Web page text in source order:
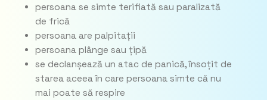
persoana se simte terifiată sau paralizată
de frică
persoana are palpitații
persoana plânge sau țipă
se declanșează un atac de panică, însoțit de
starea aceea în care persoana simte că nu
mai poate să respire